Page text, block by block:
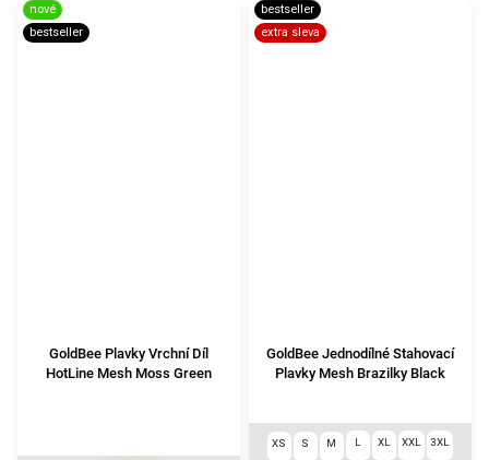
nové
bestseller
GoldBee Plavky Vrchní Díl
HotLine Mesh Moss Green
bestseller
extra sleva
GoldBee Jednodílné Stahovací
Plavky Mesh Brazilky Black
XS S M L XL XXL 3XL